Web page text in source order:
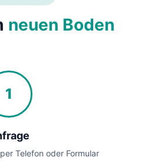
neuen Boden
1
Telefon oder Formular